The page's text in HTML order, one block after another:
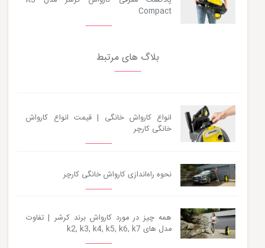
Compact
بلاگ های مرتبط
انواع کارواش خانگی | قیمت انواع کارواش
خانگی کارچر
نحوه راه‌اندازی کارواش خانگی کارچر
همه چیز در مورد کارواش برند کرشر | تفاوت
مدل های k2, k3, k4, k5, k6, k7